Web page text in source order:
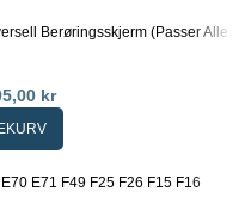
Berøringsskjerm (passer Alle
kr
E71 F49 F25 F26 F15 F16